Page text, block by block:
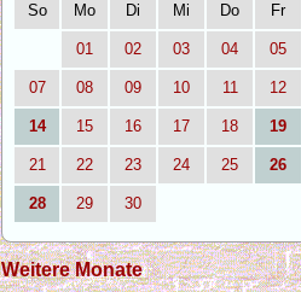
So Mo Di Mi Do Fr
01 02 03 04 05
07 08 09 10 11 12
14 15 16 17 18 19
21 22 23 24 25 26
28 29 30
Weitere Monate